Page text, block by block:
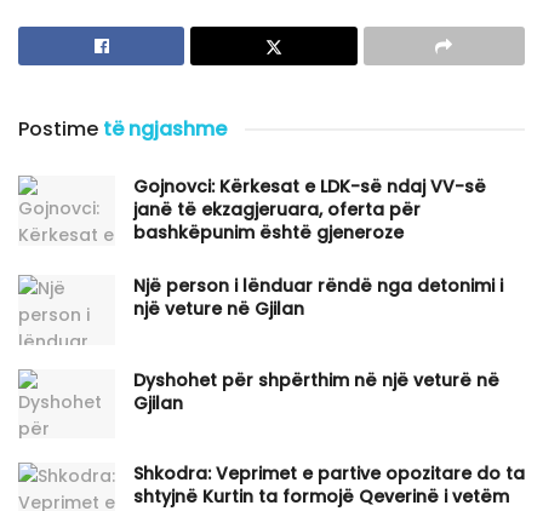
Postime të ngjashme
Gojnovci: Kërkesat e LDK-së ndaj VV-së
janë të ekzagjeruara, oferta për
bashkëpunim është gjeneroze
Një person i lënduar rëndë nga detonimi i
një veture në Gjilan
Dyshohet për shpërthim në një veturë në
Gjilan
Shkodra: Veprimet e partive opozitare do ta
shtyjnë Kurtin ta formojë Qeverinë i vetëm